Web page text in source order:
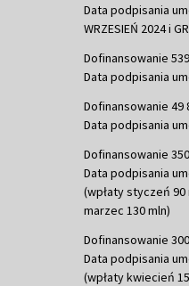
Data podpisania
WRZESIEŃ 2024 i
Dofinansowanie
Data podpisania
Dofinansowanie 49
Data podpisania
Dofinansowanie
Data podpisania
(wpłaty styczeń 90
marzec 130 mln)
Dofinansowanie
Data podpisania
(wpłaty kwiecień